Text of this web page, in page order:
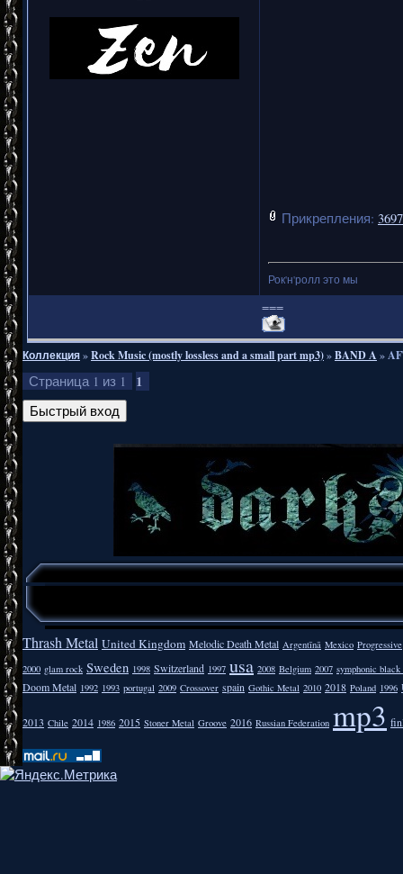
Прикрепления:
Рок'н'ролл это мы
===
Коллекция»Rock Music (mostly lossless and a small part mp3)»BAND A »
Страница 1 из 1 1
Thrash Metal United Kingdom Melodic Death Metal Argentīnā Mexico Progressive
2000 glam rock Sweden 1998 Switzerland 1997 usa 2008 Belgium 2007 symphonic
Doom Metal 1992 1993 portugal 2009 Crossover spain Gothic Metal 2010 2018 Poland 1996
2013 Chile 2014 1986 2015 Stoner Metal Groove 2016 Russian Federation mp3